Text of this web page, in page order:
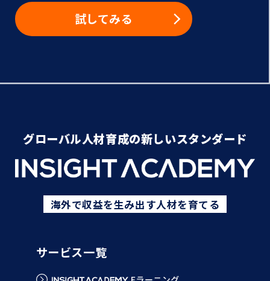
試してみる
グローバル人材育成の新しいスタンダード
海外で収益を生み出す人材を育てる
サービス一覧